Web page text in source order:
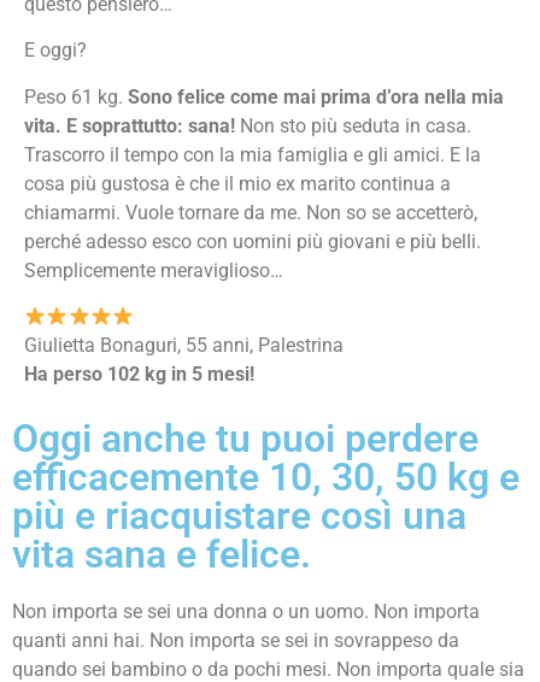
E oggi?
Peso 61 kg. Sono felice come mai prima d’ora nella mia
vita. E soprattutto: sana! Non sto più seduta in casa.
Trascorro il tempo con la mia famiglia e gli amici. E la
cosa più gustosa è che il mio ex marito continua a
chiamarmi. Vuole tornare da me. Non so se accetterò,
perché adesso esco con uomini più giovani e più belli.
Semplicemente meraviglioso…
Giulietta Bonaguri, 55 anni, Palestrina
Ha perso 102 kg in 5 mesi!
Oggi anche tu puoi perdere
efficacemente 10, 30, 50 kg e
più e riacquistare così una
vita sana e felice.
Non importa se sei una donna o un uomo. Non importa
quanti anni hai. Non importa se sei in sovrappeso da
quando sei bambino o da pochi mesi. Non importa quale sia